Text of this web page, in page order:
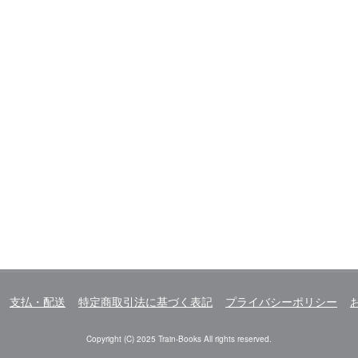
支払・配送 特定商取引法に基づく表記 プライバシーポリシー
Copyright (C) 2025 Train-Books All rights reserved.